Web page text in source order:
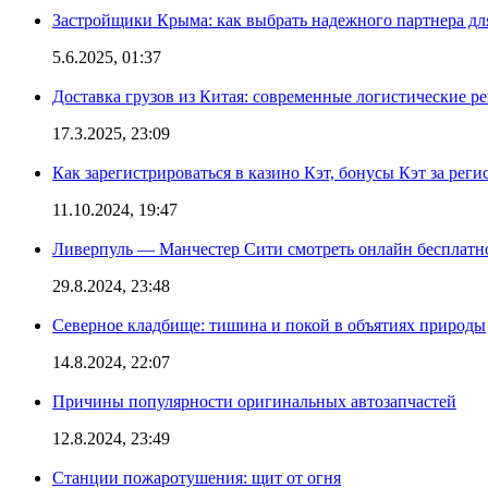
Застройщики Крыма: как выбрать надежного партнера
5.6.2025, 01:37
Доставка грузов из Китая: современные логистические
17.3.2025, 23:09
Как зарегистрироваться в казино Кэт, бонусы Кэт за
11.10.2024, 19:47
Ливерпуль — Манчестер Сити смотреть онлайн
29.8.2024, 23:48
Северное кладбище: тишина и покой в объятиях природы
14.8.2024, 22:07
Причины популярности оригинальных автозапчастей
12.8.2024, 23:49
Станции пожаротушения: щит от огня